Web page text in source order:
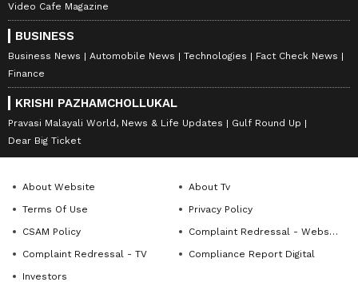
Video Cafe Magazine
BUSINESS
Business News Automobile News Technologies
Fact Check News
Finance
KRISHI PAZHAMCHOLLUKAL
Pravasi Malayali World, News & Life Updates
Gulf Round Up
Dear Big Ticket
About Website
About Tv
Terms Of Use
Privacy Policy
CSAM Policy
Complaint Redressal - Website
Complaint Redressal - TV
Compliance Report Digital
Investors